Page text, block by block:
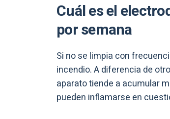
Cuál es el
por semana
Si no se limpia con
incendio. A diferencia de
aparato tiende a acumular
pueden inflamarse en